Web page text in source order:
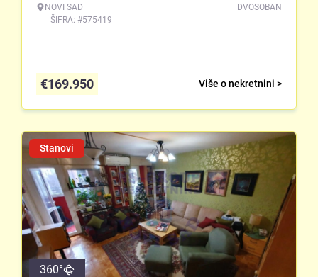
NOVI SAD
ŠIFRA: #575419
DVOSOBAN
Više o nekretnini >
€169.950
Stanovi
360°